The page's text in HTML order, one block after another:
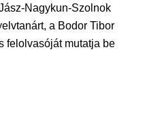
Nagykun-Szolnok
a Bodor Tibor
felolvasóját mutatja be